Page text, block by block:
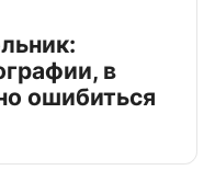
в
ошибиться